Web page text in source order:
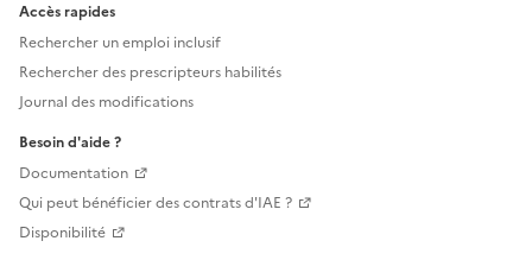
Accès rapides
Rechercher un emploi inclusif
Rechercher des prescripteurs habilités
Journal des modifications
Besoin d'aide ?
Documentation
Qui peut bénéficier des contrats d'IAE ?
Disponibilité